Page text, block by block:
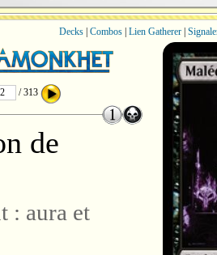
Decks| Combos| Lien Gatherer|
/ 313
de
: aura et